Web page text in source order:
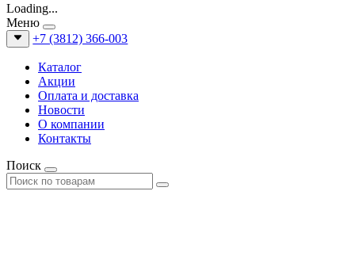
Loading...
Меню
+7 (3812) 366-003
Каталог
Акции
Оплата и доставка
Новости
О компании
Контакты
Поиск